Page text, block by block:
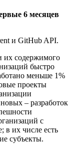
6 месяцев
и GitHub API.
их содержимого
быстро
меньше 1%
проекты
– разработок
с
их числе есть
субъекты.